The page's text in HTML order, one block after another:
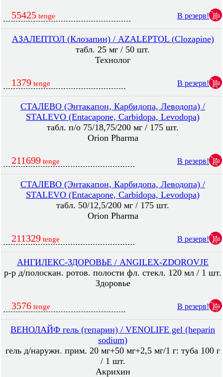
55425 tenge В резерв!
АЗАЛЕПТОЛ (Клозапин) / AZALEPTOL (Clozapine)
табл. 25 мг / 50 шт.
Технолог
1379 tenge В резерв!
СТАЛЕВО (Энтакапон, Карбидопа, Леводопа) /
STALEVO (Entacapone, Carbidopa, Levodopa)
табл. п/о 75/18,75/200 мг / 175 шт.
Orion Pharma
211699 tenge В резерв!
СТАЛЕВО (Энтакапон, Карбидопа, Леводопа) /
STALEVO (Entacapone, Carbidopa, Levodopa)
табл. 50/12,5/200 мг / 175 шт.
Orion Pharma
211329 tenge В резерв!
АНГИЛЕКС-ЗДОРОВЬЕ / ANGILEX-ZDOROVJE
р-р д/полоскан. ротов. полости фл. стекл. 120 мл / 1 шт.
Здоровье
3576 tenge В резерв!
ВЕНОЛАЙФ гель (гепарин) / VENOLIFE gel (heparin
sodium)
гель д/наружн. прим. 20 мг+50 мг+2,5 мг/1 г: туба 100 г
/ 1 шт.
Акрихин